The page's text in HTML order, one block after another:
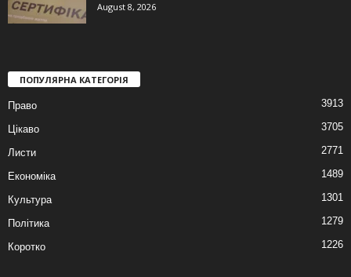
August 8, 2026
ПОПУЛЯРНА КАТЕГОРІЯ
Право 3913
Цікаво 3705
Листи 2771
Економіка 1489
Культура 1301
Політика 1279
Коротко 1226